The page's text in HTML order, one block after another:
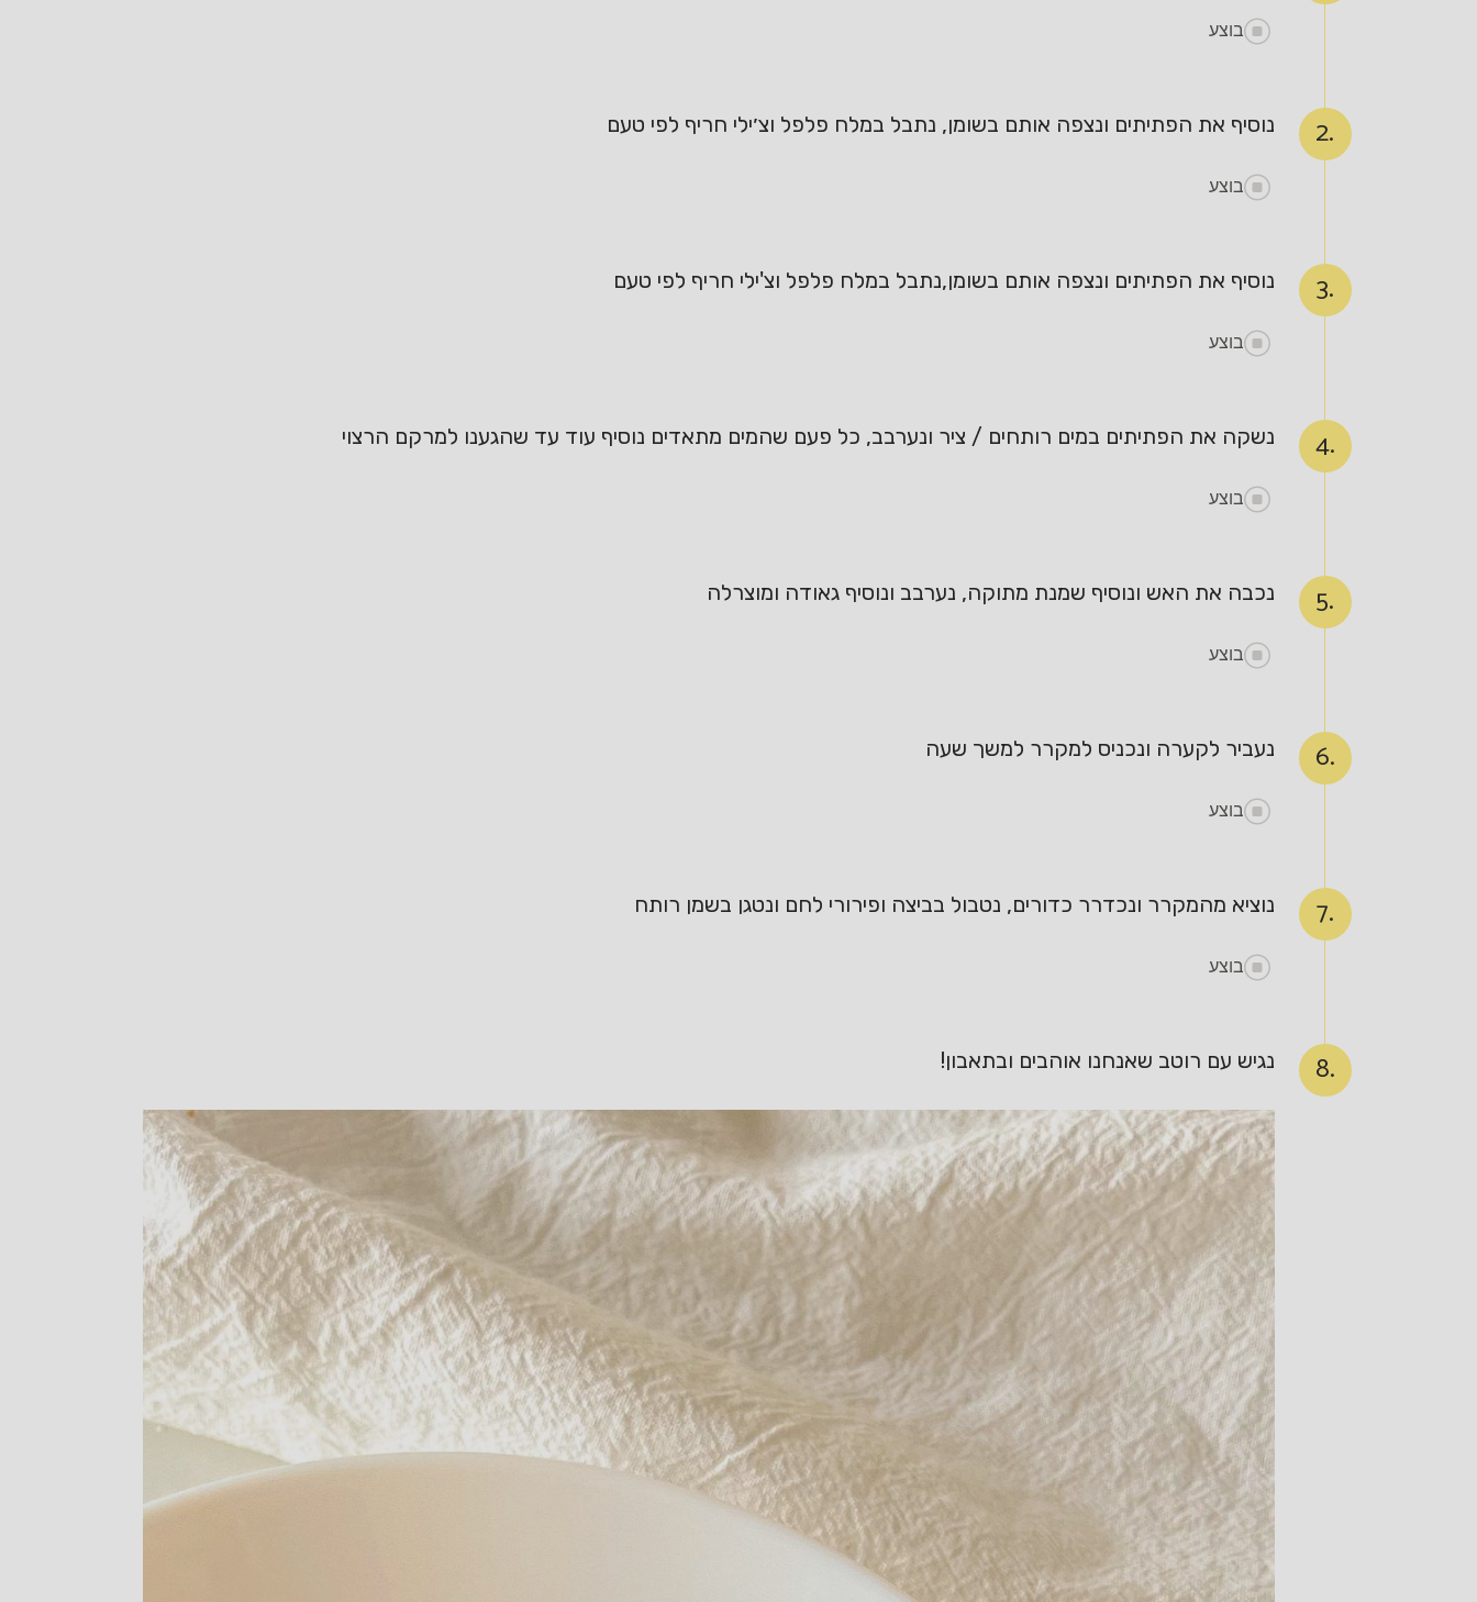
בוצע
2. נוסיף את הפתיתים ונצפה אותם בשומן, נתבל במלח פלפל וצ׳ילי חריף לפי טעם
בוצע
3. נוסיף את הפתיתים ונצפה אותם בשומן,נתבל במלח פלפל וצ'ילי חריף לפי טעם
בוצע
4. נשקה את הפתיתים במים רותחים / ציר ונערבב, כל פעם שהמים מתאדים נוסיף עוד עד שהגענו למרקם הרצוי
בוצע
5. נכבה את האש ונוסיף שמנת מתוקה, נערבב ונוסיף גאודה ומוצרלה
בוצע
6. נעביר לקערה ונכניס למקרר למשך שעה
בוצע
7. נוציא מהמקרר ונכדרר כדורים, נטבול בביצה ופירורי לחם ונטגן בשמן רותח
בוצע
8. נגיש עם רוטב שאנחנו אוהבים ובתאבון!